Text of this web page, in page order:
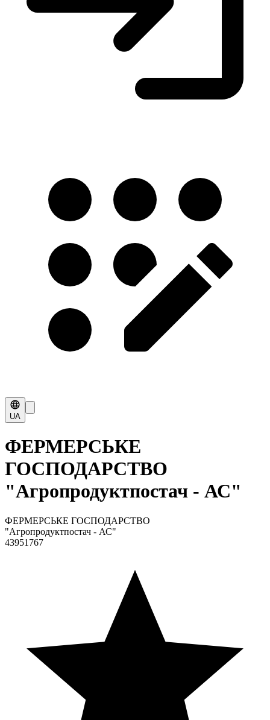
UA
ФЕРМЕРСЬКЕ
ГОСПОДАРСТВО
"Агропродуктпостач - АС"
ФЕРМЕРСЬКЕ ГОСПОДАРСТВО
"Агропродуктпостач - АС"
43951767